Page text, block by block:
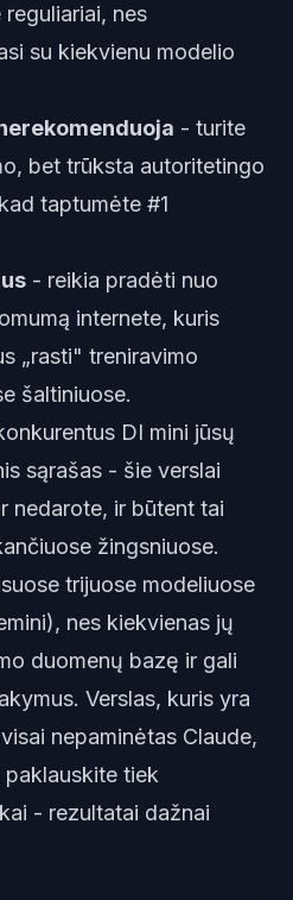
nes
su kiekvienu modelio
- turite
bet trūksta autoritetingo
taptumėte #1
- reikia pradėti nuo
internete, kuris
„rasti" treniravimo
šaltiniuose.
DI mini jūsų
sąrašas - šie verslai
nedarote, ir būtent tai
žingsniuose.
trijuose modeliuose
nes kiekvienas jų
duomenų bazę ir gali
Verslas, kuris yra
nepaminėtas Claude,
tiek
- rezultatai dažnai